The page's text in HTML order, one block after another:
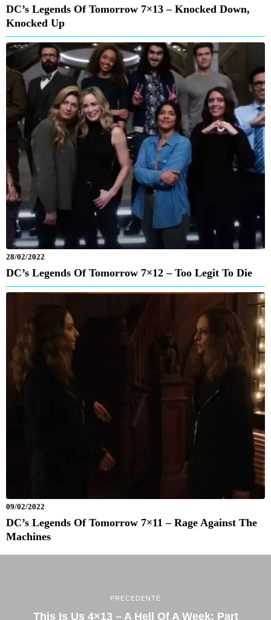
DC’s Legends Of Tomorrow 7×13 – Knocked Down,
Knocked Up
28/02/2022
DC’s Legends Of Tomorrow 7×12 – Too Legit To Die
09/02/2022
DC’s Legends Of Tomorrow 7×11 – Rage Against The
Machines
PRECEDENTE
This Is Us 4×13 – A Hell Of A Week: Part